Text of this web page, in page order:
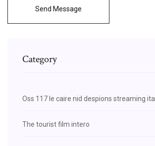
Send Message
Category
Oss 117 le caire nid despions streaming ita
The tourist film intero